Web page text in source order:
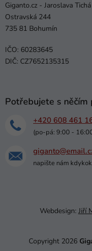
Giganto.cz - Jaroslava Tichá
Ostravská 244
735 81 Bohumín
IČO: 60283645
DIČ: CZ7652135315
Potřebujete s něčím
+420 608 461
(po-pá: 9:00 -
napište nám
Webdesign: Jiří
Copyright 2026